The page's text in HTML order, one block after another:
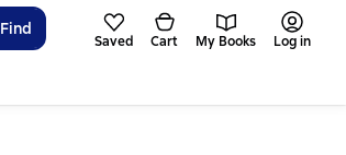
Find
Saved Cart My Books Log in